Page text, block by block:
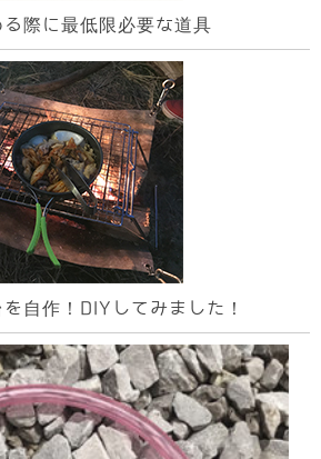
際に最低限必要な道具
自作！DIYしてみました！